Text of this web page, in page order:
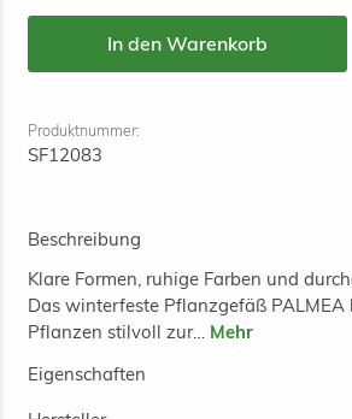
In den Warenkorb
Produktnummer:
SF12083
Beschreibung
Klare Formen, ruhige Farben und
Das winterfeste Pflanzgefäß PALMEA
Pflanzen stilvoll zur… Mehr
Eigenschaften